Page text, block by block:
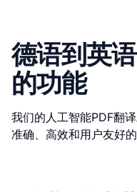
德语到英
的功能
我们的人工智能PDF翻
准确、高效和用户友好